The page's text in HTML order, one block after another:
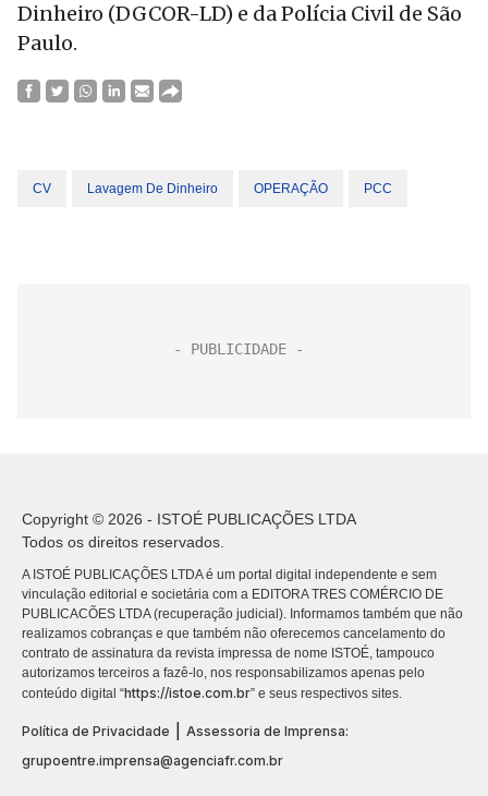
Dinheiro (DGCOR-LD) e da Polícia Civil de São
Paulo.
CV Lavagem De Dinheiro OPERAÇÃO PCC
Copyright © 2026 - ISTOÉ PUBLICAÇÕES LTDA
Todos os direitos reservados.
A ISTOÉ PUBLICAÇÕES LTDA é um portal digital independente e sem
vinculação editorial e societária com a EDITORA TRES COMÉRCIO DE
PUBLICACÕES LTDA (recuperação judicial). Informamos também que não
realizamos cobranças e que também não oferecemos cancelamento do
contrato de assinatura da revista impressa de nome ISTOÉ, tampouco
autorizamos terceiros a fazê-lo, nos responsabilizamos apenas pelo
conteúdo digital “https://istoe.com.br” e seus respectivos sites.
Política de Privacidade
Assessoria de Imprensa:
grupoentre.imprensa@agenciafr.com.br